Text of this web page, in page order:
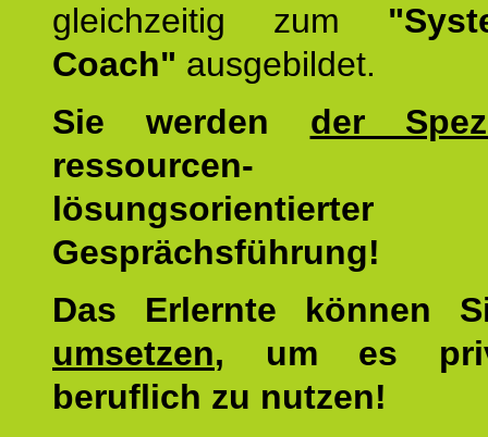
gleichzeitig zum
Coach" ausgebildet.
Sie werden der
lösungsorientierter
Gesprächsführung!
Das Erlernte können
umsetzen, um es
beruflich zu nutzen!